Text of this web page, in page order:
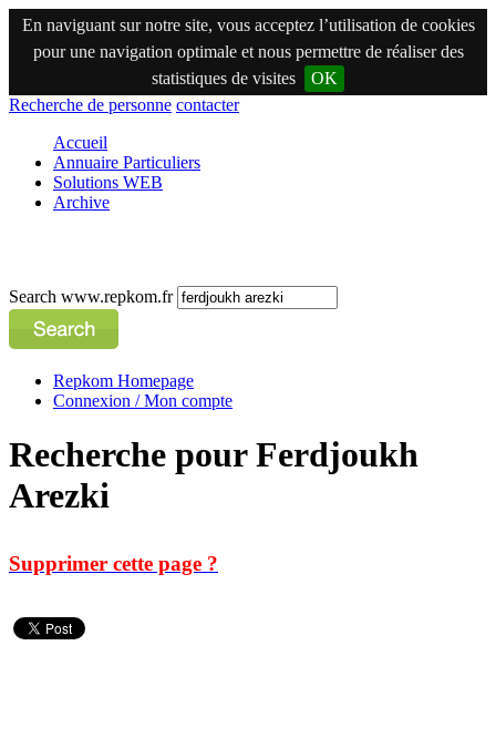
En naviguant sur notre site, vous acceptez l’utilisation de cookies
pour une navigation optimale et nous permettre de réaliser des
statistiques de visites
OK
Recherche de personne contacter
Accueil
Annuaire Particuliers
Solutions WEB
Archive
Search www.repkom.fr
Repkom Homepage
Connexion / Mon compte
Recherche pour Ferdjoukh
Arezki
Supprimer cette page ?